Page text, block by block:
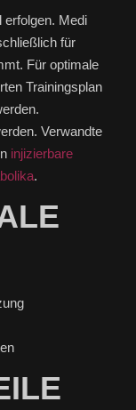
erfolgen. Medi
für
Für optimale
Trainingsplan
Verwandte
injizierbare
.